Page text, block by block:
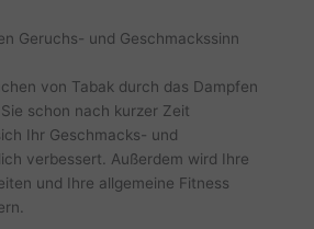
Geruchs- und Geschmackssinn
von Tabak durch das Dampfen
schon nach kurzer Zeit
Ihr Geschmacks- und
verbessert. Außerdem wird Ihre
und Ihre allgemeine Fitness